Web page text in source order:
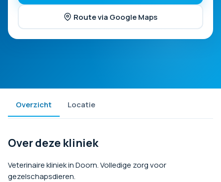
Route via Google Maps
Overzicht Locatie
Over deze kliniek
Veterinaire kliniek in Doorn. Volledige zorg voor
gezelschapsdieren.